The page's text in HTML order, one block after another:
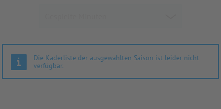
Die Kaderliste der ausgewählten Saison ist leider nicht
verfügbar.